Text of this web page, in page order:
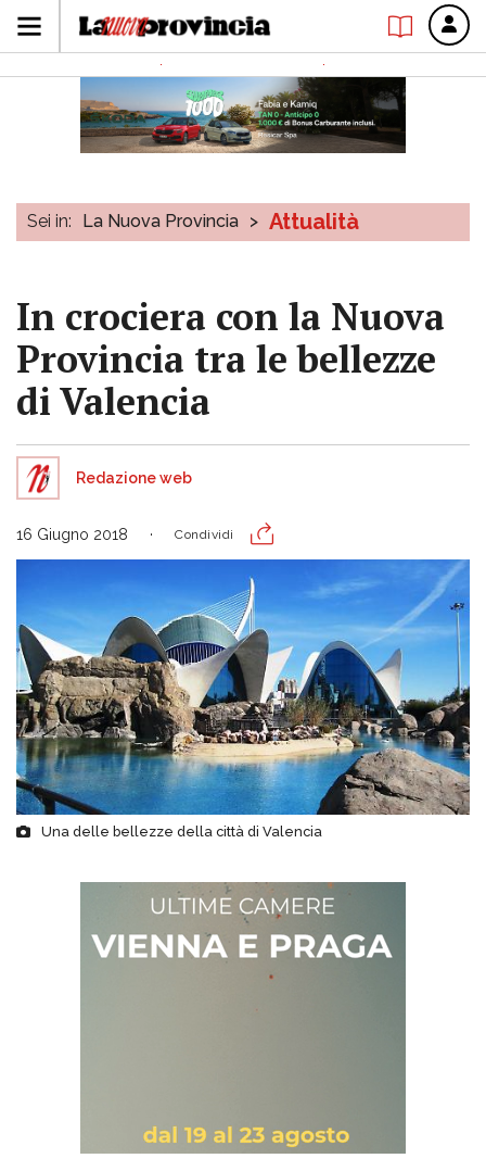
Sei in: La Nuova Provincia > Attualità
In crociera con la Nuova
Provincia tra le bellezze
di Valencia
Redazione web
16 Giugno 2018 Condividi
Una delle bellezze della città di Valencia